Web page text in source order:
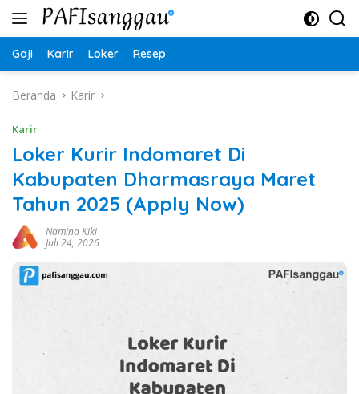
Langsung
Gaji Karir Loker Resep
Beranda Karir
Karir
Loker Kurir Indomaret Di
Kabupaten Dharmasraya Maret
Tahun 2025 (Apply Now)
Namina Kiki
Juli 24, 2026